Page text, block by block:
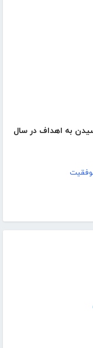
مرحله‌ای برای رسیدن به اهداف در سال